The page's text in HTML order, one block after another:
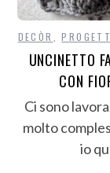
DECÒR ,
UNCINETTO
CON
Ci sono
molto
io